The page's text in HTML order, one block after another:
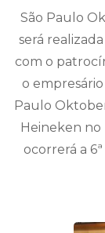
São Paulo
será
com o
o
Paulo
Heineken no
ocorrerá a